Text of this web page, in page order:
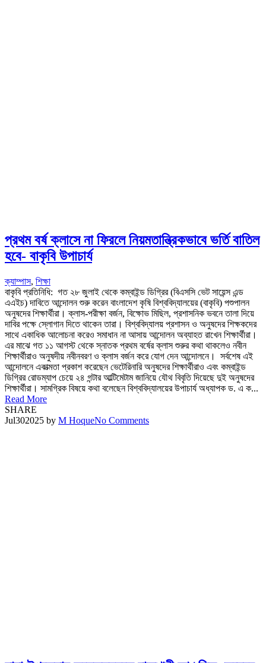
প্রথম বর্ষ ক্লাসে না ফিরলে নিয়মতান্ত্রিকভাবে ভর্তি বাতিল
হবে- বাকৃবি উপাচার্য
ক্যাম্পাস, শিক্ষা
বাকৃবি প্রতিনিধি: গত ২৮ জুলাই থেকে কম্বাইন্ড ডিগ্রির (বিএসসি ভেট সায়েন্স এন্ড
এএইচ) দাবিতে আন্দোলন শুরু করেন বাংলাদেশ কৃষি বিশ্ববিদ্যালয়ের (বাকৃবি) পশুপালন
অনুষদের শিক্ষার্থীরা। ক্লাস-পরীক্ষা বর্জন, বিক্ষোভ মিছিল, প্রশাসনিক ভবনে তালা দিয়ে
দাবির পক্ষে স্লোগান দিতে থাকেন তারা। বিশ্ববিদ্যালয় প্রশাসন ও অনুষদের শিক্ষকদের
সাথে একাধিক আলোচনা করেও সমাধান না আসায় আন্দোলন অব্যাহত রাখেন শিক্ষার্থীরা।
এর মাঝে গত ১১ আগস্ট থেকে স্নাতক প্রথম বর্ষের ক্লাস শুরুর কথা থাকলেও নবীন
শিক্ষার্থীরাও অনুষদীয় নবীনবরণ ও ক্লাস বর্জন করে যোগ দেন আন্দোলনে। সর্বশেষ এই
আন্দোলনে একাত্মতা প্রকাশ করেছেন ভেটেরিনারি অনুষদের শিক্ষার্থীরাও এবং কম্বাইন্ড
ডিগ্রির রোডম্যাপ চেয়ে ২৪ গন্টার আল্টিমেটাম জানিয়ে যৌথ বিবৃতি দিয়েছে দুই অনুষদের
শিক্ষার্থীরা। সামগ্রিক বিষয়ে কথা বলেছেন বিশ্ববিদ্যালয়ের উপাচার্য অধ্যাপক ড. এ ক...
Read More
SHARE
Jul302025 by M HoqueNo Comments